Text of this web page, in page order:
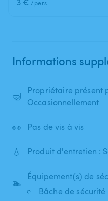
/pers.
Informations
🤿
Propriétaire présent
Occasionnellement
👀 Pas de vis à vis
💧 Produit d'entretien :
🏊
Équipement(s) de
Bâche de sécurité